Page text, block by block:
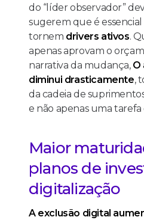
do “líder observador”
sugerem que é essencial
tornem drivers ativos.
apenas aprovam o
narrativa da mudança, O
diminui drasticamente,
da cadeia de
e não apenas uma
Maior
planos de
digitalização
A exclusão digital